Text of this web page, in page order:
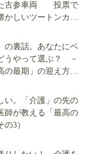
た古参車両 投票で
かしいツートンカラ
の裏話。あなたにベ
うやって選ぶ？ －
の最期」の迎え方
い。「介護」の先の
師が教える「最高の
3）